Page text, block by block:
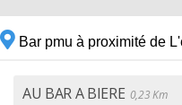
Bar pmu à proximité de
AU BAR A BIERE 0,23 Km